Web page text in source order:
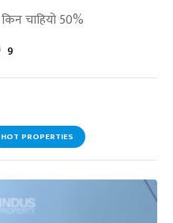
चाहियो 50%
9
HOT PROPERTIES